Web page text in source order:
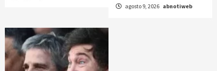
agosto 9, 2026 abnotiweb